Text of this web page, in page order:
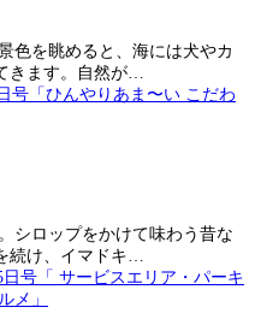
色を眺めると、海には犬やカ
きます。自然が…
シロップをかけて味わう昔な
続け、イマドキ…